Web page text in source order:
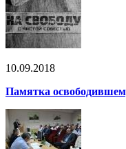
10.09.2018
Памятка